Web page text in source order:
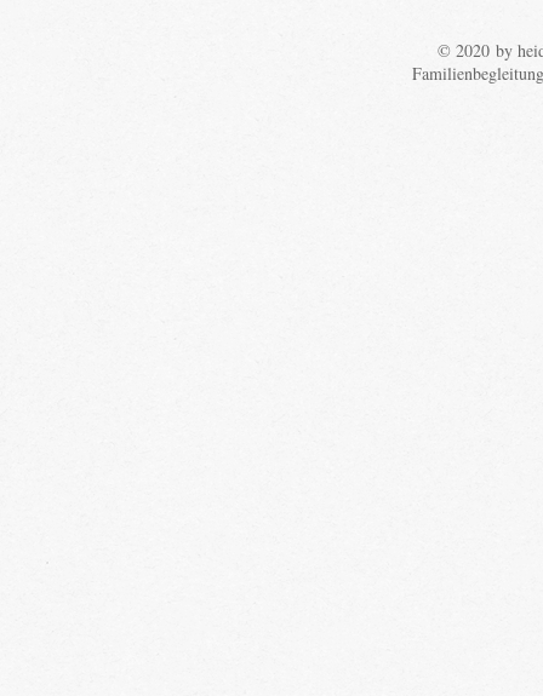
© 2020 by